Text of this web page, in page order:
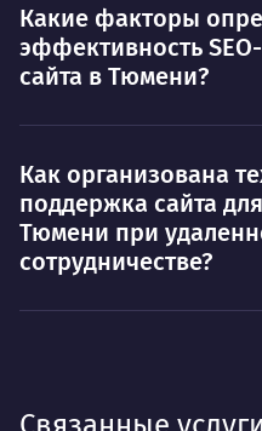
Какие факторы
эффективность
сайта в Тюмени?
Как организована
поддержка сайта
Тюмени при
сотрудничестве?